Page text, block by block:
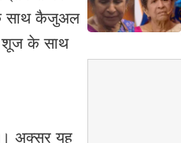
साथ कैजुअल
शूज के साथ
अक्सर यह